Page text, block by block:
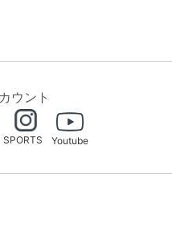
ウント
SPORTS Youtube